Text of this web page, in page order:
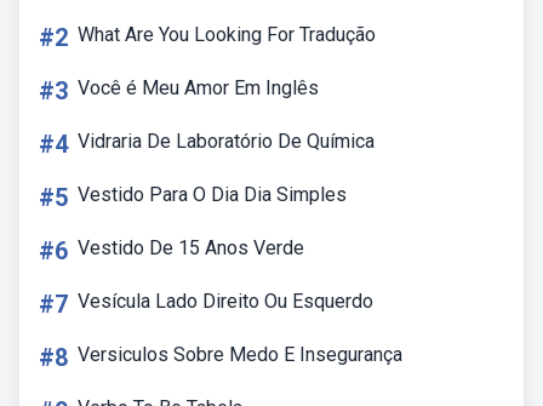
#2 What Are You Looking For Tradução
#3 Você é Meu Amor Em Inglês
#4 Vidraria De Laboratório De Química
#5 Vestido Para O Dia Dia Simples
#6 Vestido De 15 Anos Verde
#7 Vesícula Lado Direito Ou Esquerdo
#8 Versiculos Sobre Medo E Insegurança